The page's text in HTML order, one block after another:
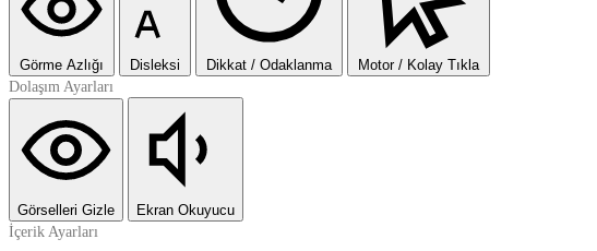
Görme Azlığı Disleksi Dikkat / Odaklanma
Motor / Kolay Tıkla
Dolaşım Ayarları
Görselleri Gizle
Ekran Okuyucu
İçerik Ayarları